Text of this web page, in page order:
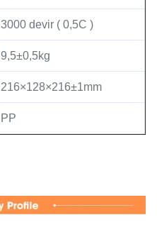
3000 devir ( 0,5C )
9,5±0,5kg
216×128×216±1mm
PP